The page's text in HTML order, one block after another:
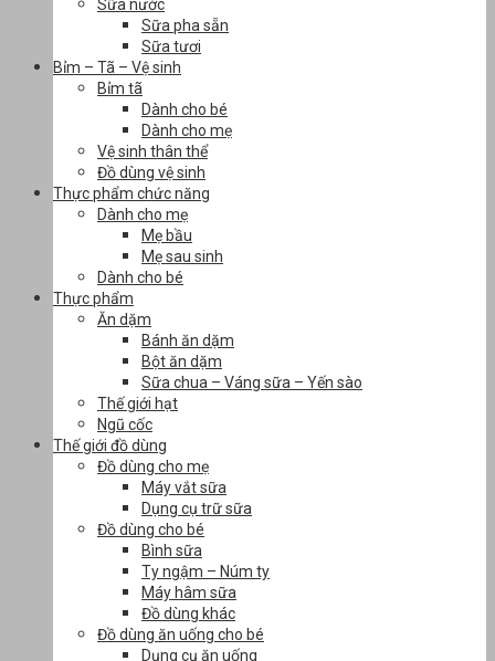
Sữa nước
Sữa pha sẵn
Sữa tươi
Bỉm – Tã – Vệ sinh
Bỉm tã
Dành cho bé
Dành cho mẹ
Vệ sinh thân thể
Đồ dùng vệ sinh
Thực phẩm chức năng
Dành cho mẹ
Mẹ bầu
Mẹ sau sinh
Dành cho bé
Thực phẩm
Ăn dặm
Bánh ăn dặm
Bột ăn dặm
Sữa chua – Váng sữa – Yến sào
Thế giới hạt
Ngũ cốc
Thế giới đồ dùng
Đồ dùng cho mẹ
Máy vắt sữa
Dụng cụ trữ sữa
Đồ dùng cho bé
Bình sữa
Ty ngậm – Núm ty
Máy hâm sữa
Đồ dùng khác
Đồ dùng ăn uống cho bé
Dụng cụ ăn uống